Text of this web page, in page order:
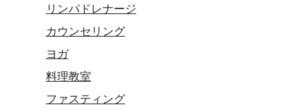
リンパドレナージ
カウンセリング
ヨガ
料理教室
ファスティング